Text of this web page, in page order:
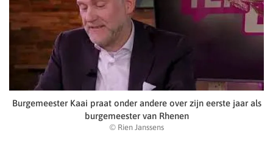
Burgemeester Kaai praat onder andere over zijn eerste jaar als
burgemeester van Rhenen
© Rien Janssens